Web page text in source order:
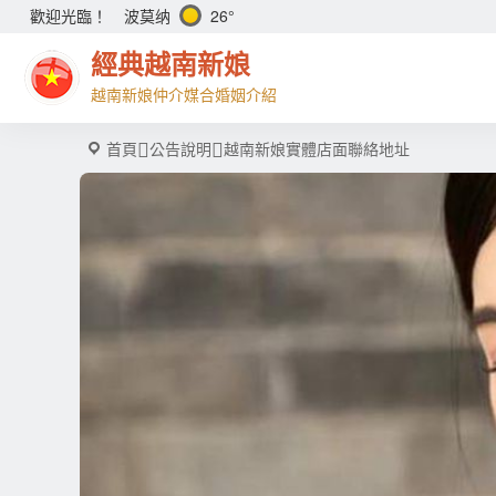
歡迎光臨！ 波莫纳 26°
經典越南新娘
越南新娘仲介媒合婚姻介紹
首頁 公告說明 越南新娘實體店面聯絡地址